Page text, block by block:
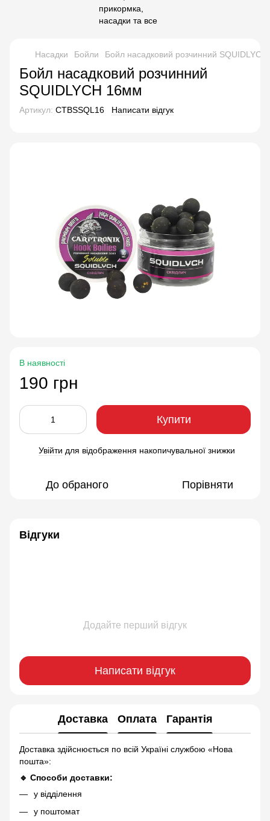
Насадки Бойли Бойл насадковий розчинний
Бойл насадковий розчинний
SQUIDLYCH 16мм
Артикул: CTBSSQL16 Написати відгук
В наявності
190 грн
Купити
Увійти для відображення накопичувальної знижки
До обраного Порівняти
Відгуки
Додайте перший відгук
Написати відгук
Доставка Оплата Гарантія
Доставка здійснюється по всій Україні службою «Нова
пошта»:
🔹 Способи доставки:
у відділення
у поштомат